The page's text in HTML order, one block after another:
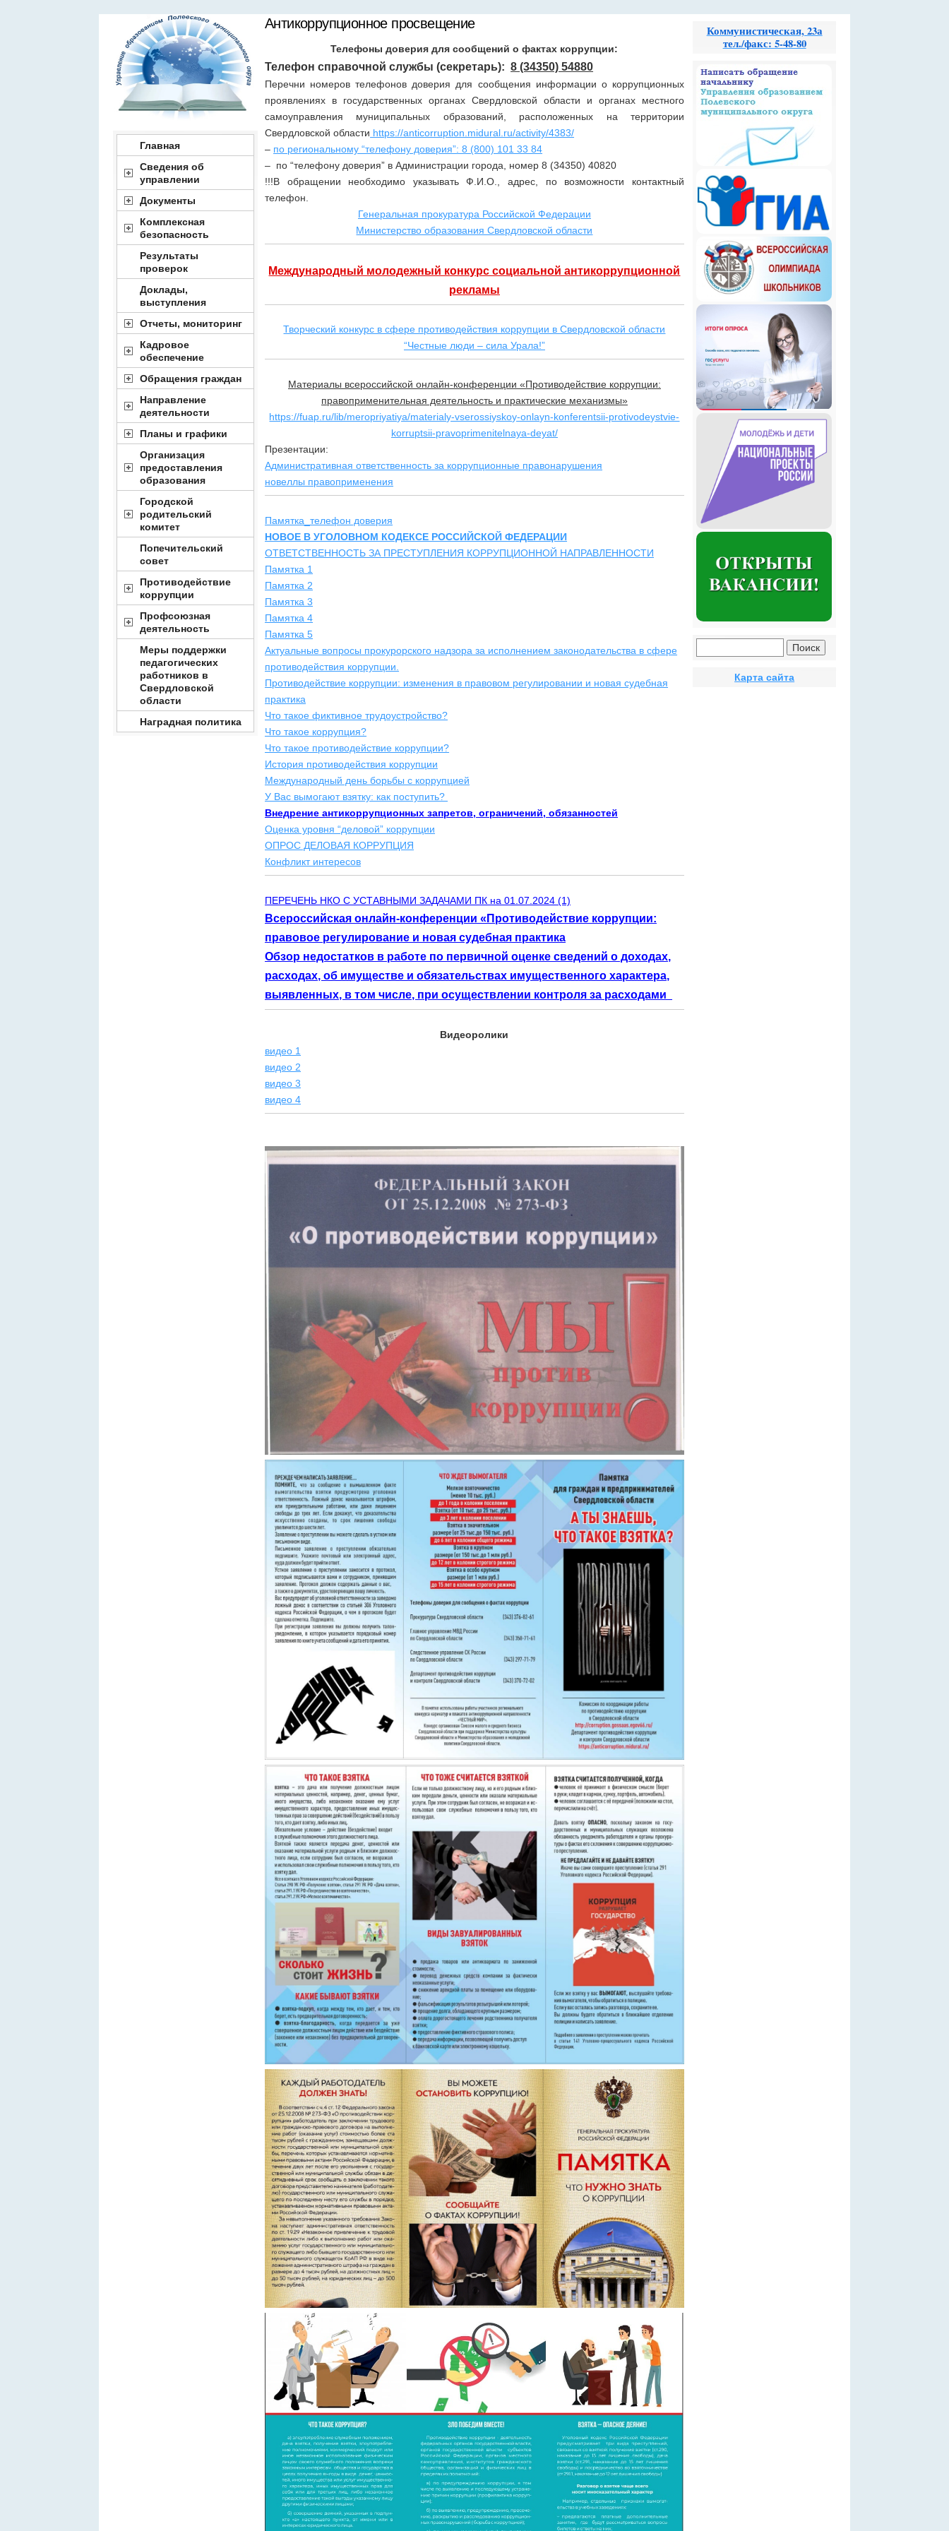
Антикоррупционное просвещение
Телефоны доверия для сообщений о фактах коррупции:
Телефон справочной службы (секретарь):8 (34350) 54880
Перечни номеров телефонов доверия для сообщения информации о коррупционных
проявлениях в государственных органах Свердловской области и органах местного
самоуправления муниципальных образований, расположенных на территории
Свердловской области https://anticorruption.midural.ru/activity/4383/
– по региональному “телефону доверия”: 8 (800) 101 33 84
– по “телефону доверия” в Администрации города, номер 8 (34350) 40820
!!!В обращении необходимо указывать Ф.И.О., адрес, по возможности контактный
телефон.
Генеральная прокуратура Российской Федерации
Министерство образования Свердловской области
Международный молодежный конкурс социальной антикоррупционной
рекламы
Творческий конкурс в сфере противодействия коррупции в Свердловской области
“Честные люди – сила Урала!”
Материалы всероссийской онлайн-конференции «Противодействие коррупции:
правоприменительная деятельность и практические механизмы»
https://fuap.ru/lib/meropriyatiya/materialy-vserossiyskoy-onlayn-konferentsii-protivodeystvie-
korruptsii-pravoprimenitelnaya-deyat/
Презентации:
Административная ответственность за коррупционные правонарушения
новеллы правоприменения
Памятка_телефон доверия
НОВОЕ В УГОЛОВНОМ КОДЕКСЕ РОССИЙСКОЙ ФЕДЕРАЦИИ
ОТВЕТСТВЕННОСТЬ ЗА ПРЕСТУПЛЕНИЯ КОРРУПЦИОННОЙ НАПРАВЛЕННОСТИ
Памятка 1
Памятка 2
Памятка 3
Памятка 4
Памятка 5
Актуальные вопросы прокурорского надзора за исполнением законодательства в сфере
противодействия коррупции.
Противодействие коррупции: изменения в правовом регулировании и новая судебная
практика
Что такое фиктивное трудоустройство?
Что такое коррупция?
Что такое противодействие коррупции?
История противодействия коррупции
Международный день борьбы с коррупцией
У Вас вымогают взятку: как поступить?
Внедрение антикоррупционных запретов, ограничений, обязанностей
Оценка уровня “деловой” коррупции
ОПРОС ДЕЛОВАЯ КОРРУПЦИЯ
Конфликт интересов
ПЕРЕЧЕНЬ НКО С УСТАВНЫМИ ЗАДАЧАМИ ПК на 01.07.2024 (1)
Всероссийская онлайн-конференции «Противодействие коррупции:
правовое регулирование и новая судебная практика
Обзор недостатков в работе по первичной оценке сведений о доходах,
расходах, об имуществе и обязательствах имущественного характера,
выявленных, в том числе, при осуществлении контроля за расходами
Видеоролики
видео 1
видео 2
видео 3
видео 4
Главная
Сведения об
управлении
Документы
Комплексная
безопасность
Результаты
проверок
Доклады,
выступления
Отчеты, мониторинг
Кадровое
обеспечение
Обращения граждан
Направление
деятельности
Планы и графики
Организация
предоставления
образования
Городской
родительский
комитет
Попечительский
совет
Противодействие
коррупции
Профсоюзная
деятельность
Меры поддержки
педагогических
работников в
Свердловской
области
Наградная политика
Коммунистическая, 23а
тел./факс: 5-48-80
Карта сайта